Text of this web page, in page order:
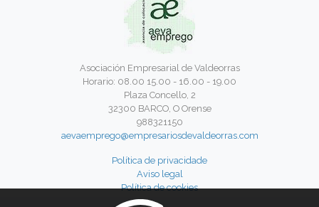
Asociación Empresarial de Valdeorras
Horario: 08.00 15.00 - 16.00 - 19.00
Plaza Concello, 2
32300 BARCO, O Orense
988321150
aevaemprego@empresariosdevaldeorras.com
Política de privacidade
Aviso legal
Política de cookies